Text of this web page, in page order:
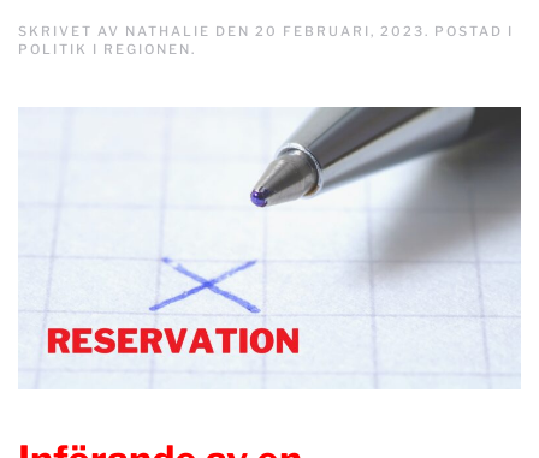
SKRIVET AV NATHALIE DEN 20 FEBRUARI, 2023. POSTAD I
POLITIK I REGIONEN.